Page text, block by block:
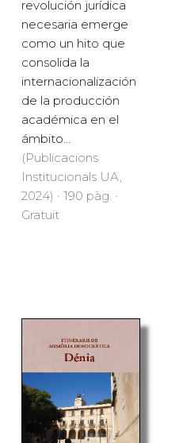
revolución jurídica
necesaria emerge
como un hito que
consolida la
internacionalización
de la producción
académica en el
ámbito...
(Publicacions
Institucionals UA,
2024) · 190 pàg. ·
Gratuït